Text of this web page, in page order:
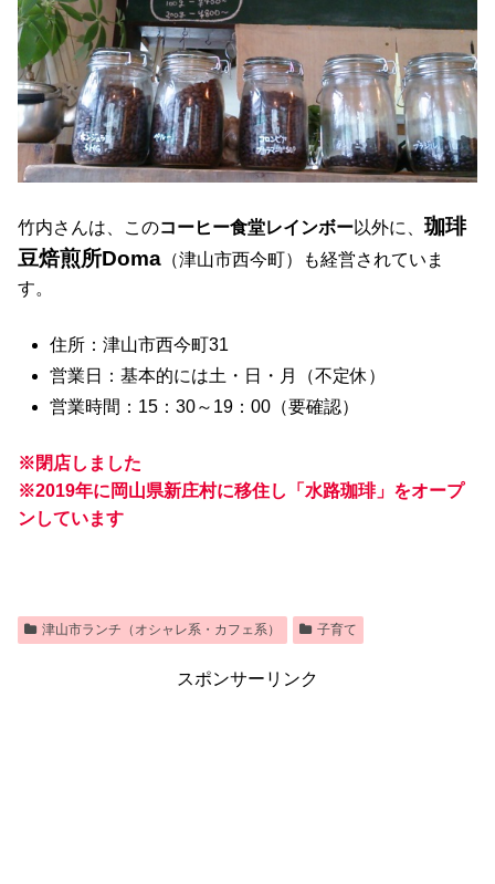
竹内さんは、このコーヒー食堂レインボー以外に、 珈琲
豆焙煎所Doma （津山市西今町）も経営されていま
す。
住所：津山市西今町31
営業日：基本的には土・日・月（不定休）
営業時間：15：30～19：00（要確認）
※閉店しました
※2019年に岡山県新庄村に移住し「水路珈琲」をオープ
ンしています
津山市ランチ（オシャレ系・カフェ系） 子育て
スポンサーリンク